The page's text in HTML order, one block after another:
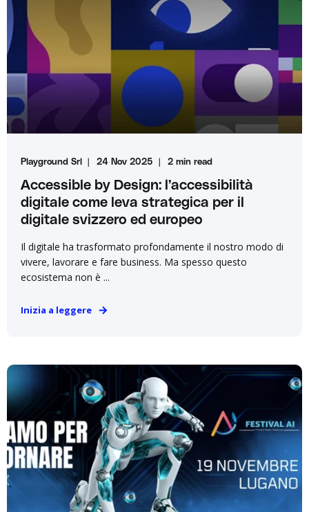
Playground Srl 24 Nov 2025 2 min read
Accessible by Design: l’accessibilità
digitale come leva strategica per il
digitale svizzero ed europeo
Il digitale ha trasformato profondamente il nostro modo di
vivere, lavorare e fare business. Ma spesso questo
ecosistema non è ...
Inizia a leggere